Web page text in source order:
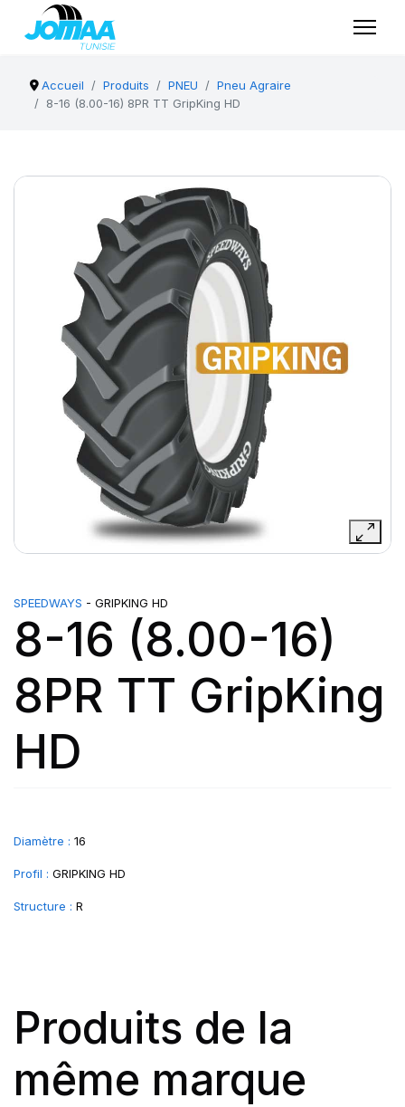
Accueil Produits PNEU
Pneu Agraire
8-16 (8.00-16) 8PR TT GripKing HD
SPEEDWAYS - GRIPKING HD
8-16 (8.00-16)
8PR TT GripKing
HD
Diamètre : 16
Profil : GRIPKING HD
Structure : R
Produits de la
même marque